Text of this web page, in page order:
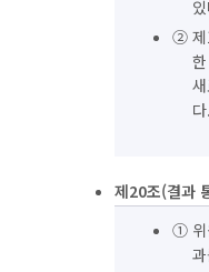
② 제
다.
제20조(결과
① 위